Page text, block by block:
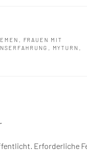
,
FRAUEN MIT
, MYTURN ,
Erforderliche